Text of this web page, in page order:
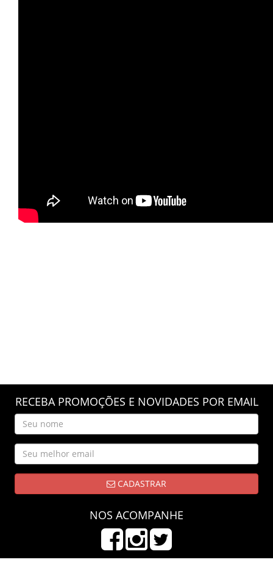
RECEBA PROMOÇÕES E NOVIDADES POR EMAIL
CADASTRAR
NOS ACOMPANHE